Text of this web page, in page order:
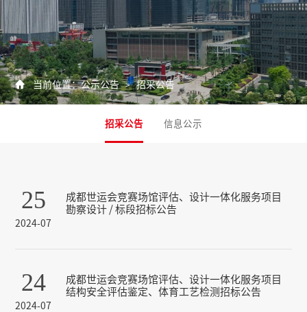
 当前位置：公示公告 > 招采公告
招采公告 信息公示
25
2024-07
成都世运会竞赛场馆评估、设计一体化服务项目
勘察设计 / 标段招标公告
24
2024-07
成都世运会竞赛场馆评估、设计一体化服务项目
结构安全评估鉴定、体育工艺检测招标公告